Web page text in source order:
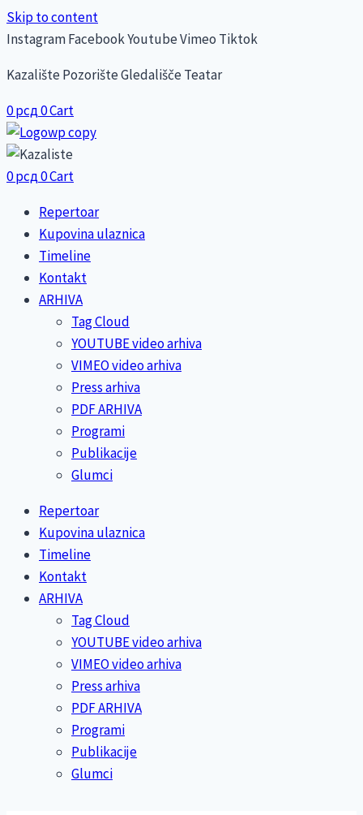
Skip to content
InstagramFacebookYoutubeVimeo Tiktok
Kazalište Pozorište Gledališče Teatar
0рсд0Cart
0рсд0Cart
Repertoar
Kupovina ulaznica
Timeline
Kontakt
ARHIVA
Tag Cloud
YOUTUBE video arhiva
VIMEO video arhiva
Press arhiva
PDF ARHIVA
Programi
Publikacije
Glumci
Repertoar
Kupovina ulaznica
Timeline
Kontakt
ARHIVA
Tag Cloud
YOUTUBE video arhiva
VIMEO video arhiva
Press arhiva
PDF ARHIVA
Programi
Publikacije
Glumci